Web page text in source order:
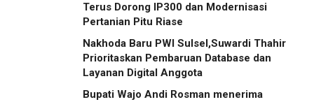
Terus Dorong IP300 dan Modernisasi
Pertanian Pitu Riase
Nakhoda Baru PWI Sulsel,Suwardi Thahir
Prioritaskan Pembaruan Database dan
Layanan Digital Anggota
Bupati Wajo Andi Rosman menerima